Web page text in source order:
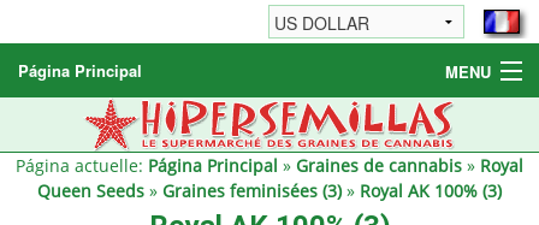
Página Principal MENU
Graines de cannabis
Autres produits
Página actuelle: Página Principal » Graines de cannabis » Royal
Queen Seeds » Graines feminisées (3)» Royal AK 100% (3)